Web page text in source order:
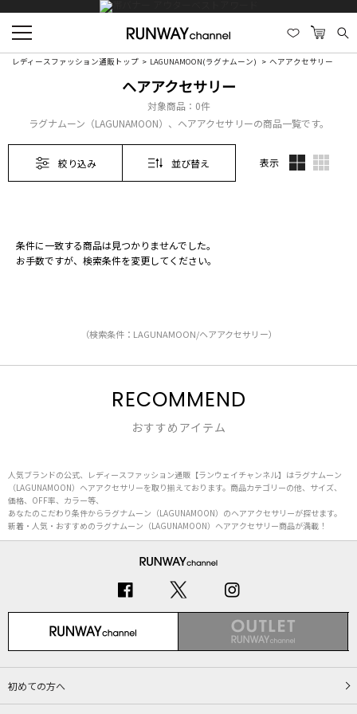
レディースファッション通販トップ LAGUNAMOON(ラグナムーン) ヘアアクセサリー
ヘアアクセサリー
対象商品： 0件
ラグナムーン（LAGUNAMOON）、ヘアアクセサリーの商品一覧です。
絞り込み 並び替え 表示
条件に一致する商品は見つかりませんでした。
お手数ですが、検索条件を変更してください。
（検索条件：LAGUNAMOON/ヘアアクセサリー）
RECOMMEND
おすすめアイテム
人気ブランドの公式、レディースファッション通販【ランウェイチャンネル】はラグナムーン
（LAGUNAMOON）ヘアアクセサリーを取り揃えております。商品カテゴリーの他、サイズ、
価格、OFF率、カラー等、
あなたのこだわり条件からラグナムーン（LAGUNAMOON）のヘアアクセサリーが探せます。
新着・人気・おすすめのラグナムーン（LAGUNAMOON）ヘアアクセサリー商品が満載！
初めての方へ